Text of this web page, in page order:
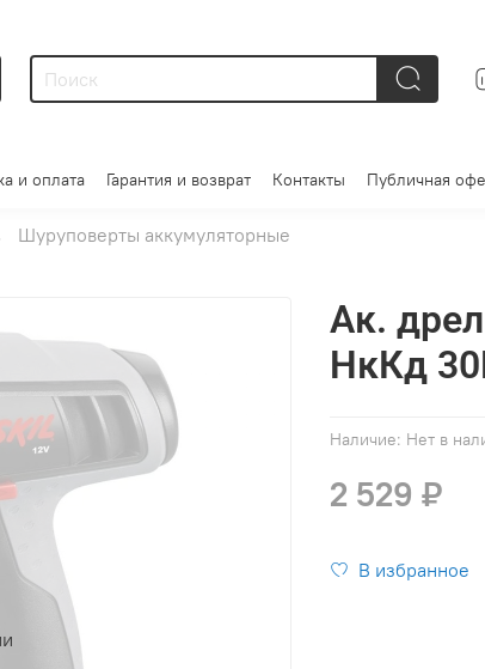
и оплата Гарантия и возврат Контакты Публичная
Шуруповерты аккумуляторные
Наличие: Нет в
Ак.
НкКд
2 529 ₽
В избранное